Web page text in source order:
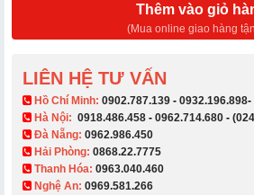
Thêm vào giỏ
(Mua online giao hàng
LIÊN HỆ TƯ VẤN
​ Hồ Chí Minh: 0902.787.139 - 0932.196.898-
Hà Nội: 0918.486.458 - 0962.714.680 -
Đà Nẵng: 0962.986.450
Hải Phòng: 0868.22.7775
Thanh Hóa: 0963.040.460
Nghệ An: 0969.581.266